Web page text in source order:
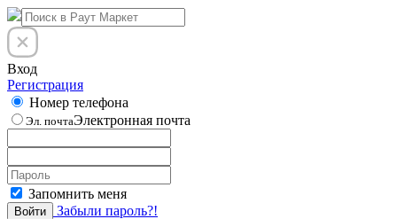
Вход
Регистрация
Номер телефона
Эл. почтаЭлектронная почта
Запомнить меня
Войти Забыли пароль?!